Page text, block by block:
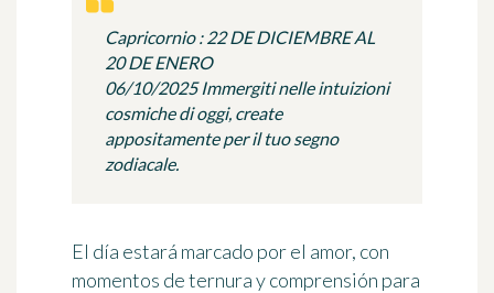
Capricornio : 22 DE DICIEMBRE AL
20 DE ENERO
06/10/2025 Immergiti nelle intuizioni
cosmiche di oggi, create
appositamente per il tuo segno
zodiacale.
El día estará marcado por el amor, con
momentos de ternura y comprensión para